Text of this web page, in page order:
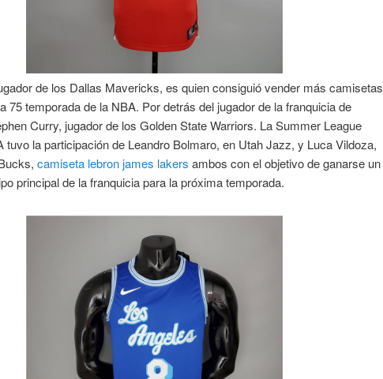
de los Dallas Mavericks, es quien consiguió vender más camisetas
75 temporada de la NBA. Por detrás del jugador de la franquicia de
Curry, jugador de los Golden State Warriors. La Summer League
tuvo la participación de Leandro Bolmaro, en Utah Jazz, y Luca Vildoza,
camiseta lebron james lakers ambos con el objetivo de ganarse un
principal de la franquicia para la próxima temporada.